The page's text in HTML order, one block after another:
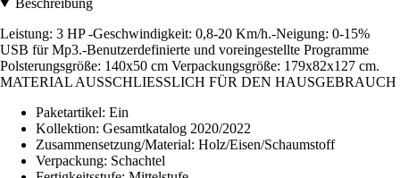
Leistung: 3 HP -Geschwindigkeit: 0,8-20 Km/h.-Neigung: 0-15%
USB für Mp3.-Benutzerdefinierte und voreingestellte Programme
Polsterungsgröße: 140x50 cm Verpackungsgröße: 179x82x127 cm.
MATERIAL AUSSCHLIESSLICH FÜR DEN HAUSGEBRAUCH
Paketartikel: Ein
Kollektion: Gesamtkatalog 2020/2022
Zusammensetzung/Material: Holz/Eisen/Schaumstoff
Verpackung: Schachtel